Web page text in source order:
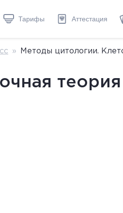
Тарифы Аттестация
» Методы цитологии.
теория